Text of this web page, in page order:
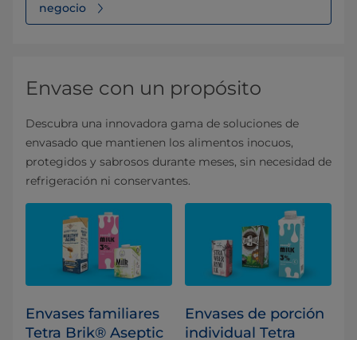
negocio
Envase con un propósito
Descubra una innovadora gama de soluciones de
envasado que mantienen los alimentos inocuos,
protegidos y sabrosos durante meses, sin necesidad de
refrigeración ni conservantes.
Envases familiares
Tetra Brik® Aseptic
Envases de porción
individual Tetra